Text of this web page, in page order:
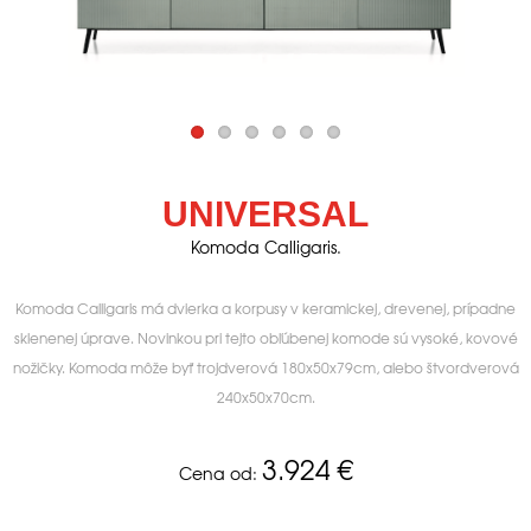
UNIVERSAL
Komoda Calligaris.
Komoda Calligaris má dvierka a korpusy v keramickej, drevenej, prípadne
sklenenej úprave. Novinkou pri tejto obľúbenej komode sú vysoké, kovové
nožičky. Komoda môže byť trojdverová 180x50x79cm, alebo štvordverová
240x50x70cm.
Cena od: 3.924€